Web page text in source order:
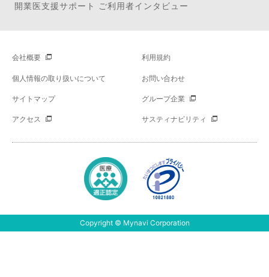
開業医支援サポート ご利用者インタビュー
会社概要 利用規約
個人情報の取り扱いについて お問い合わせ
サイトマップ グループ企業
アクセス サスティナビリティ
Copyright © Mynavi Corporation